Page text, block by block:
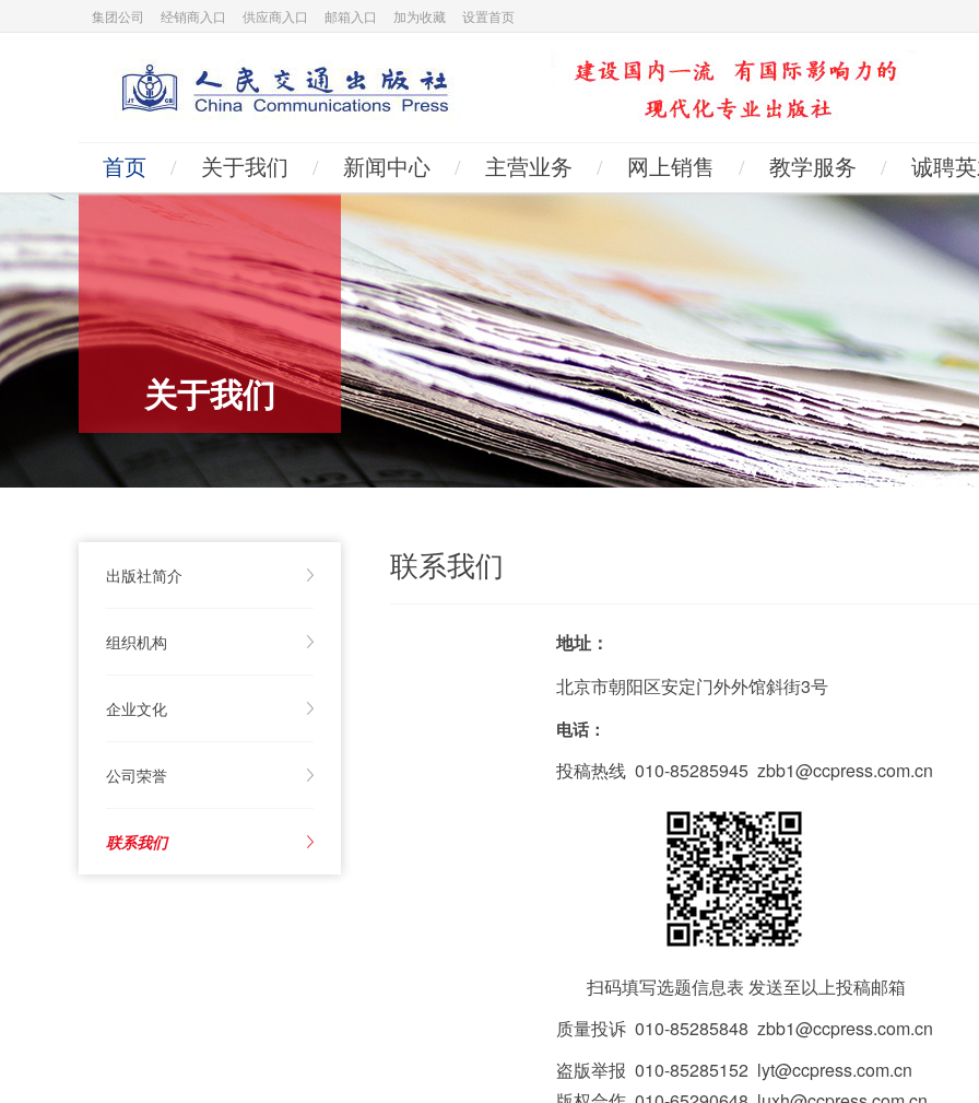
集团公司 经销商入口 供应商入口 邮箱入口 加为收藏 设置首页
首页 / 关于我们 / 新闻中心 / 主营业务 / 网上销售 / 教学服务 / 诚聘
关于我们
出版社简介
组织机构
企业文化
公司荣誉
联系我们
联系我们
地址：
北京市朝阳区安定门外外馆斜街3号
电话：
投稿热线 010-85285945 zbb1@ccpress.com.cn
扫码填写选题信息表 发送至以上投稿邮箱
质量投诉 010-85285848 zbb1@ccpress.com.cn
盗版举报 010-85285152 lyt@ccpress.com.cn